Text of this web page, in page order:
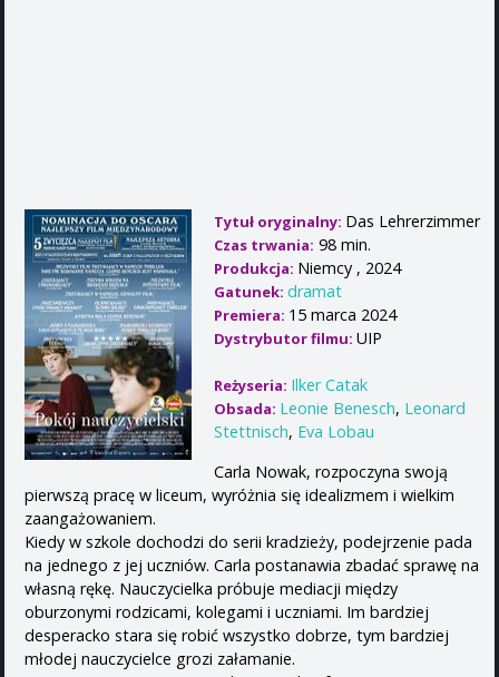
Tytuł oryginalny: Das Lehrerzimmer
Czas trwania: 98 min.
Produkcja: Niemcy , 2024
Gatunek: dramat
Premiera: 15 marca 2024
Dystrybutor filmu: UIP
Reżyseria: Ilker Catak
Obsada: Leonie Benesch, Leonard
Stettnisch, Eva Lobau
Carla Nowak, rozpoczyna swoją
pierwszą pracę w liceum, wyróżnia się idealizmem i wielkim
zaangażowaniem.
Kiedy w szkole dochodzi do serii kradzieży, podejrzenie pada
na jednego z jej uczniów. Carla postanawia zbadać sprawę na
własną rękę. Nauczycielka próbuje mediacji między
oburzonymi rodzicami, kolegami i uczniami. Im bardziej
desperacko stara się robić wszystko dobrze, tym bardziej
młodej nauczycielce grozi załamanie.